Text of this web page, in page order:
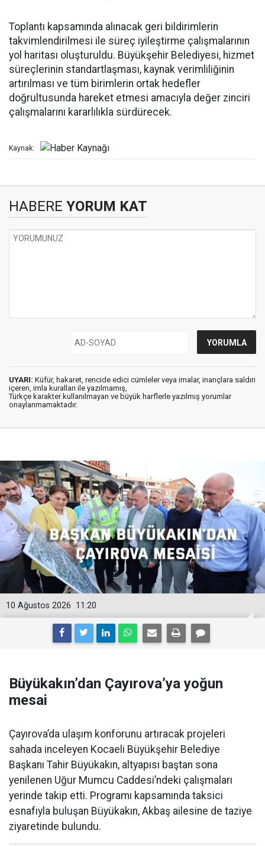
Toplantı kapsamında alınacak geri bildirimlerin
takvimlendirilmesi ile süreç iyileştirme çalışmalarının
yol haritası oluşturuldu. Büyükşehir Belediyesi, hizmet
süreçlerinin standartlaşması, kaynak verimliliğinin
artırılması ve tüm birimlerin ortak hedefler
doğrultusunda hareket etmesi amacıyla değer zinciri
çalışmalarını kararlılıkla sürdürecek.
Kaynak:
HABERE YORUM KAT
UYARI: Küfür, hakaret, rencide edici cümleler veya imalar, inançlara saldırı
içeren, imla kuralları ile yazılmamış,
Türkçe karakter kullanılmayan ve büyük harflerle yazılmış yorumlar
onaylanmamaktadır.
11:20
10 Ağustos 2026
Büyükakın’dan Çayırova’ya yoğun
mesai
Çayırova’da ulaşım konforunu artıracak projeleri
sahada inceleyen Kocaeli Büyükşehir Belediye
Başkanı Tahir Büyükakın, altyapısı baştan sona
yenilenen Uğur Mumcu Caddesi’ndeki çalışmaları
yerinde takip etti. Programı kapsamında taksici
esnafıyla buluşan Büyükakın, Akbaş ailesine de taziye
ziyaretinde bulundu.